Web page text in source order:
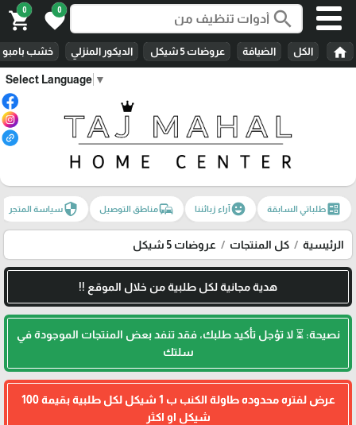
Select Language ▼
search
0
favorite
0
shopping_cart
home الكل الضيافة عروضات 5 شيكل الديكور المنزلي خشب بامبو
ballotطلباتي السابقة emoji_emotionsآراء زبائننا commuteمناطق التوصيل securityسياسة المتجر
الرئيسية كل المنتجات عروضات 5 شيكل
هدية مجانية لكل طلبية من خلال الموقع !!
نصيحة: ⏳ لا تؤجل تأكيد طلبك، فقد تنفد بعض المنتجات الموجودة في
سلتك
عرض لفتره محدوده طاولة الكنب ب 1 شيكل لكل طلبية بقيمة 100
شيكل او اكثر